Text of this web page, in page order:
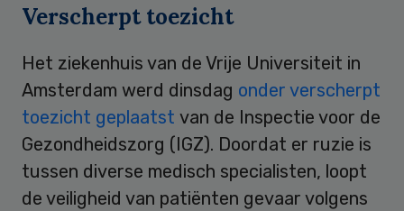
Verscherpt toezicht
Het ziekenhuis van de Vrije Universiteit in
Amsterdam werd dinsdag onder verscherpt
toezicht geplaatst van de Inspectie voor de
Gezondheidszorg (IGZ). Doordat er ruzie is
tussen diverse medisch specialisten, loopt
de veiligheid van patiënten gevaar volgens